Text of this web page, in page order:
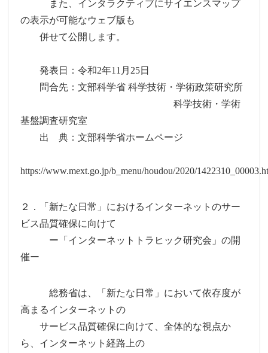
また、インタラクティブにサイエンスマップ
の表示が可能なウェブ版も
併せて公開します。
発表日：令和2年11月25日
問合先：文部科学省 科学技術・学術政策研究所
科学技術・学術
基盤調査研究室
出 典：文部科学省ホームページ
https://www.mext.go.jp/b_menu/houdou/2020/
２．「新たな日常」におけるインターネットのサー
ビス品質確保に向けて
ー「インターネットトラヒック研究会」の開
催ー
総務省は、「新たな日常」において依存度が
高まるインターネットの
サービス品質確保に向けて、全体的な視点か
ら、インターネット経路上の